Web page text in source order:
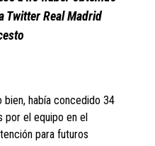
Twitter Real Madrid
bien, había concedido 34
por el equipo en el
para futuros